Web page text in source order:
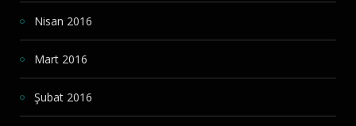
Nisan 2016
Mart 2016
Şubat 2016